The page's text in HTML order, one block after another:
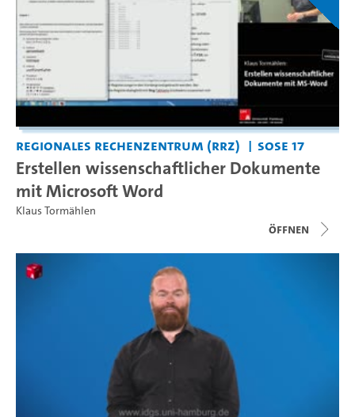
Regionales Rechenzentrum (RRZ) SoSe 17
Erstellen wissenschaftlicher Dokumente
mit Microsoft Word
Klaus Tormählen
Öffnen